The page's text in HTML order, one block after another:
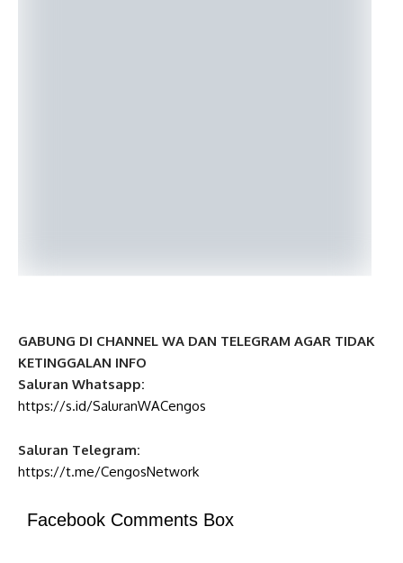
GABUNG DI CHANNEL WA DAN TELEGRAM AGAR TIDAK
KETINGGALAN INFO
Saluran Whatsapp:
https://s.id/SaluranWACengos
Saluran Telegram:
https://t.me/CengosNetwork
Facebook Comments Box